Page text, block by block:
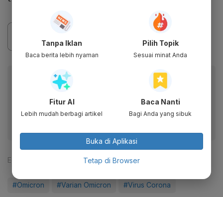
Baca artikel ini lewat aplikasi mobile.
Dapatkan pengalaman membaca lebih nyaman dan nikmati
fitur menarik lainnya lewat aplikasi mobile Katadata.
Editor: Aria W. Yudhistira
#Omicron #Varian Omicron #Virus Corona
Tanpa Iklan
Baca berita lebih nyaman
Pilih Topik
Sesuai minat Anda
Fitur AI
Lebih mudah berbagi artikel
Baca Nanti
Bagi Anda yang sibuk
Buka di Aplikasi
Tetap di Browser